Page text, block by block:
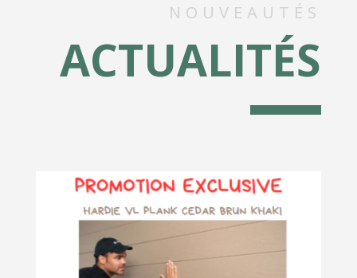
NOUVEAUTÉS
ACTUALITÉS